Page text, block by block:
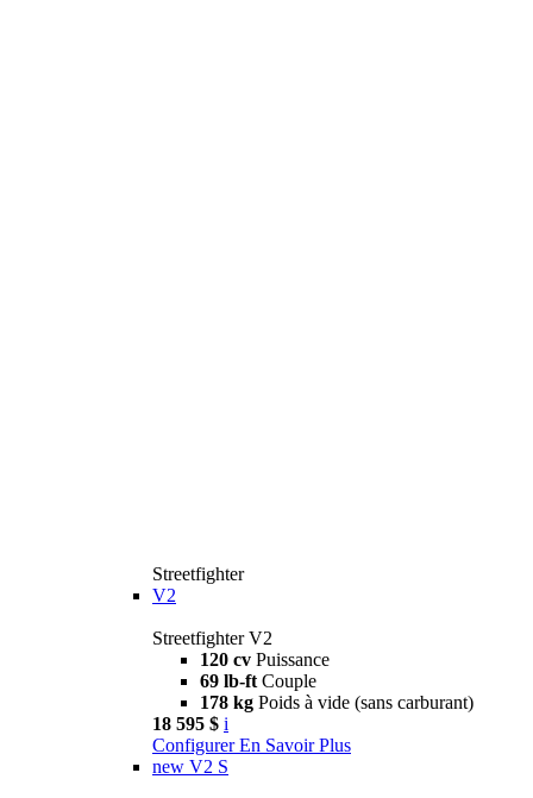
Streetfighter
V2
Streetfighter V2
120 cv Puissance
69 lb-ft Couple
178 kg Poids à vide (sans carburant)
18 595 $ i
Configurer En Savoir Plus
new V2 S